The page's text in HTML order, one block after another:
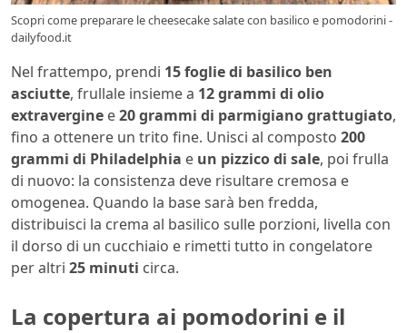
Scopri come preparare le cheesecake salate con basilico e pomodorini -
dailyfood.it
Nel frattempo, prendi 15 foglie di basilico ben
asciutte, frullale insieme a 12 grammi di olio
extravergine e20 grammi di parmigiano grattugiato,
fino a ottenere un trito fine. Unisci al composto 200
grammi di Philadelphia e un pizzico di sale, poi frulla
di nuovo: la consistenza deve risultare cremosa e
omogenea. Quando la base sarà ben fredda,
distribuisci la crema al basilico sulle porzioni, livella con
il dorso di un cucchiaio e rimetti tutto in congelatore
per altri 25 minuti circa.
La copertura ai pomodorini e il